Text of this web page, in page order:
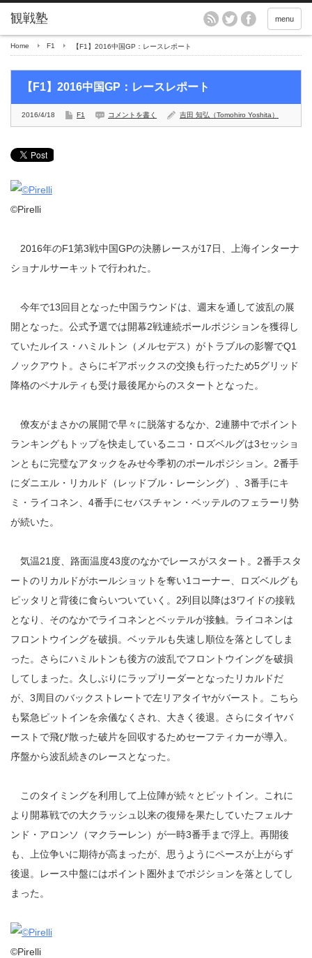
menu
Home F1 【F1】2016中国GP：レースレポート
【F1】2016中国GP：レースレポート
2016/4/18 F1 コメントを書く 吉田 知弘（Tomohiro Yoshita）
©Pirelli
2016年のF1第3戦中国GPの決勝レースが17日、上海インターナ
ショナルサーキットで行われた。
今年で13回目となった中国ラウンドは、週末を通して波乱の展
開となった。公式予選では開幕2戦連続ポールポジションを獲得し
ていたルイス・ハミルトン（メルセデス）がトラブルの影響でQ1
ノックアウト。さらにギアボックスの交換も行ったため5グリッド
降格のペナルティも受け最後尾からのスタートとなった。
僚友がまさかの展開で早々に脱落するなか、2連勝中でポイント
ランキングもトップを快走しているニコ・ロズベルグは3セッショ
ンともに完璧なアタックをみせ今季初のポールポジション。2番手
にダニエル・リカルド（レッドブル・レーシング）、3番手にキ
ミ・ライコネン、4番手にセバスチャン・ベッテルのフェラーリ勢
が続いた。
気温21度、路面温度43度のなかでレースがスタート。2番手スタ
ートのリカルドがホールショットを奪い1コーナー、ロズベルグも
ピッタリと背後に食らいついていく。2列目以降は3ワイドの接戦
となり、そのなかでライコネンとベッテルが接触。ライコネンは
フロントウイングを破損。ベッテルも失速し順位を落としてしま
った。さらにハミルトンも後方の波乱でフロントウイングを破損
してしまった。久しぶりにラップリーダーとなったリカルドだ
が、3周目のバックストレートで左リアタイヤがバースト。こちら
も緊急ピットインを余儀なくされ、大きく後退。さらにタイヤバ
ーストで飛び散った破片を回収するためセーフティカーが導入。
序盤から波乱続きのレースとなった。
このタイミングを利用して上位陣が続々とピットイン。これに
より開幕戦での大クラッシュ以来の復帰を果たしていたフェルナ
ンド・アロンソ（マクラーレン）が一時3番手まで浮上。再開後
も、上位争いに期待が高まったが、思うようにペースが上がらず
後退。レース中盤にはポイント圏外までポジションを落としてし
まった。
©Pirelli